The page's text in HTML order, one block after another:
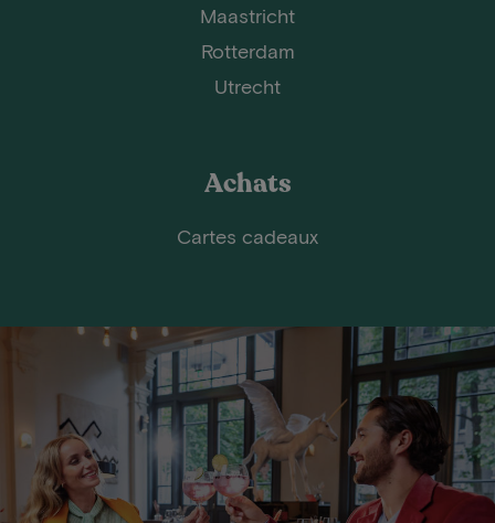
Maastricht
Rotterdam
Utrecht
Achats
Cartes cadeaux